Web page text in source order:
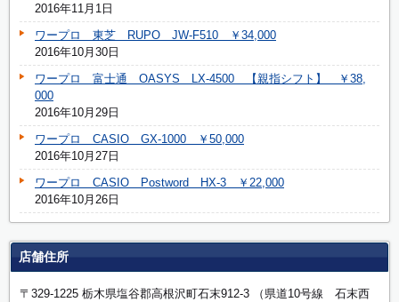
2016年11月1日
ワープロ 東芝 RUPO JW-F510 ￥34,000
2016年10月30日
ワープロ 富士通 OASYS LX-4500 【親指シフト】 ￥38,
000
2016年10月29日
ワープロ CASIO GX-1000 ￥50,000
2016年10月27日
ワープロ CASIO Postword HX-3 ￥22,000
2016年10月26日
店舗住所
〒329-1225 栃木県塩谷郡高根沢町石末912-3 （県道10号線 石末西